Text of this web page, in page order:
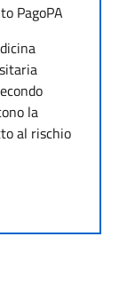
PagoPA
la
al rischio